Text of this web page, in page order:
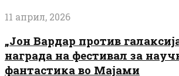
11 април, 2026
„Јон Вардар против
награда на фестивал за
фантастика во Мајами